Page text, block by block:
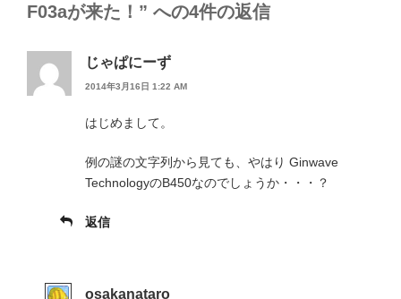
F03aが来た！” への4件の返信
じゃぱにーず
2014年3月16日 1:22 AM
はじめまして。
例の謎の文字列から見ても、やはり Ginwave
TechnologyのB450なのでしょうか・・・？
返信
osakanataro